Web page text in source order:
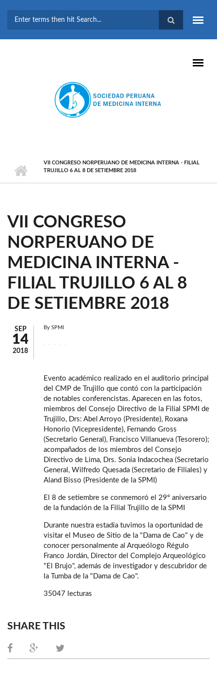
BÚSQUEDA
VII CONGRESO NORPERUANO DE MEDICINA INTERNA - FILIAL
TRUJILLO 6 AL 8 DE SETIEMBRE 2018
VII CONGRESO
NORPERUANO DE
MEDICINA INTERNA -
FILIAL TRUJILLO 6 AL 8
DE SETIEMBRE 2018
SEP
14
2018
By SPMI
Evento académico realizado en el auditorio principal
del CMP de Trujillo que contó con la participación
de notables conferencistas. Aparecen en las fotos,
miembros del Consejo Directivo de la Filial SPMI de
Trujillo, Drs: Abel Arroyo (Presidente), Roxana
Honorio (Vicepresidente), Fernando Gross
(Secretario General), Francisco Villanueva (Tesorero);
acompañados de los miembros del Consejo
Directivo de Lima, Drs. Sonia Indacochea (Secretario
General, Wilfredo Quesada (Secretario de Filiales) y
Aland Bisso (Presidente de la SPMI)
El 8 de setiembre se conmemoró el 29° aniversario
de la fundación de la Filial Trujillo de la SPMI
Durante nuestra estadía tuvimos la oportunidad de
visitar el Museo de Sitio de la "Dama de Cao" y de
conocer personalmente al Arqueólogo Régulo
Franco Jordán, Director del Complejo Arqueológico
"El Brujo", además de investigador y descubridor de
la Tumba de la "Dama de Cao".
35047 lecturas
SHARE THIS